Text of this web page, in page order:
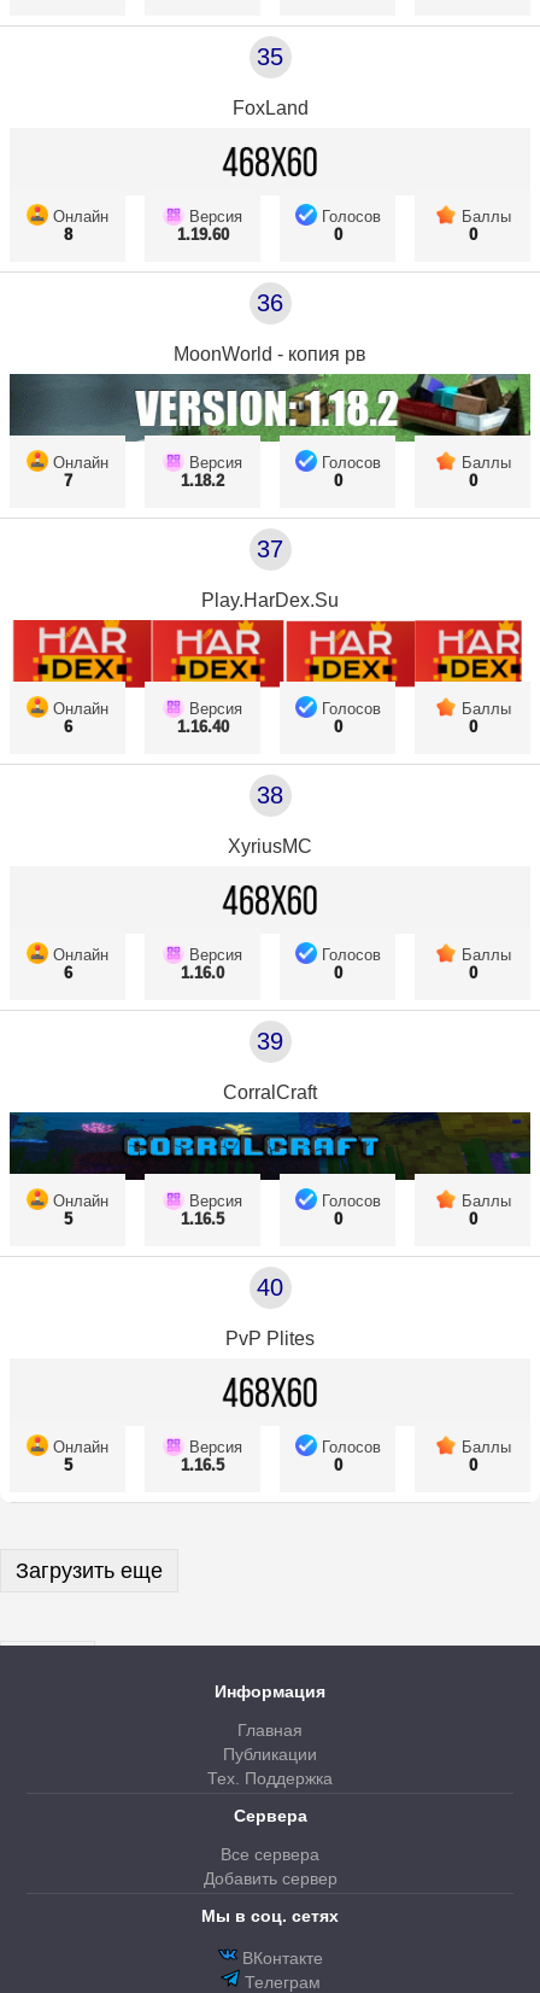
35
FoxLand
Онлайн
8
Версия
1.19.60
Голосов
0
Баллы
0
36
MoonWorld - копия рв
Онлайн
7
Версия
1.18.2
Голосов
0
Баллы
0
37
Play.HarDex.Su
Онлайн
6
Версия
1.16.40
Голосов
0
Баллы
0
38
XyriusMC
Онлайн
6
Версия
1.16.0
Голосов
0
Баллы
0
39
CorralCraft
Онлайн
5
Версия
1.16.5
Голосов
0
Баллы
0
40
PvP Plites
Онлайн
5
Версия
1.16.5
Голосов
0
Баллы
0
Загрузить еще
Информация
Главная
Публикации
Тех. Поддержка
Сервера
Все сервера
Добавить сервер
Мы в соц. сетях
ВКонтакте
Телеграм